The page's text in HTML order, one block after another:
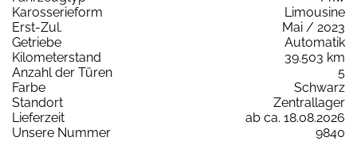
Karosserieform
Limousine
Erst-Zul.
Mai / 2023
Getriebe
Automatik
Kilometerstand
39.503 km
Anzahl der Türen
5
Farbe
Schwarz
Standort
Zentrallager
Lieferzeit
ab ca. 18.08.2026
Unsere Nummer
9840